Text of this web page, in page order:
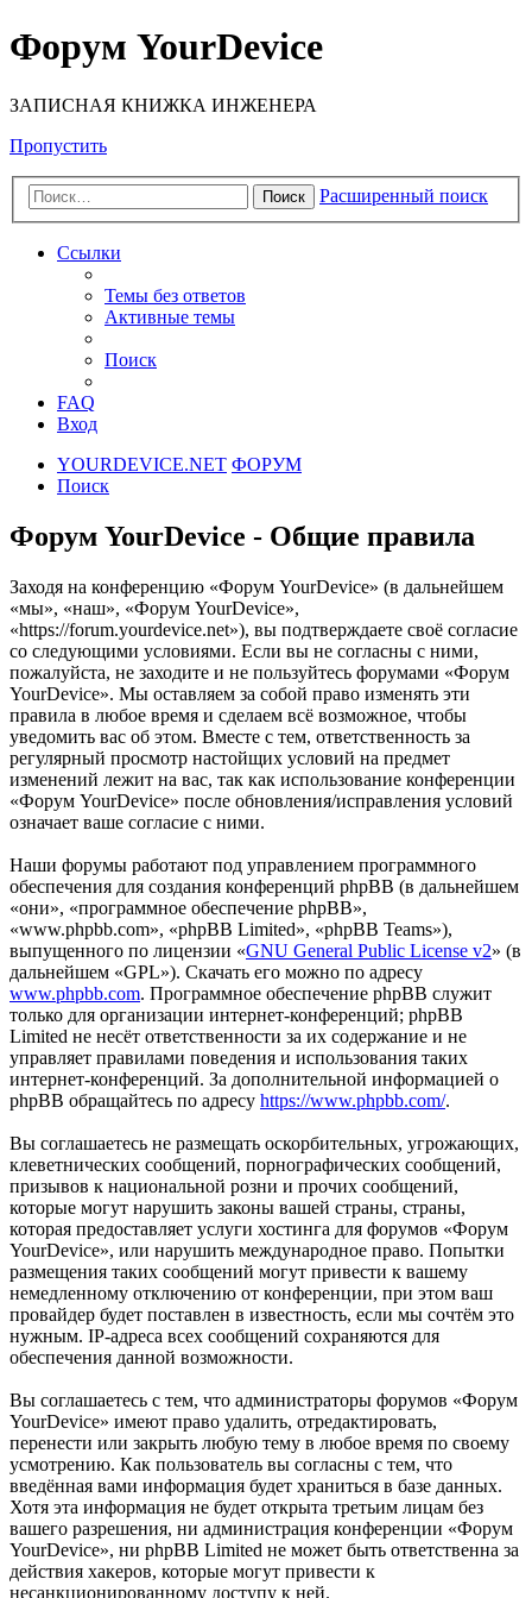
Форум YourDevice
ЗАПИСНАЯ КНИЖКА ИНЖЕНЕРА
Пропустить
Поиск Расширенный поиск
Ссылки
Темы без ответов
Активные темы
Поиск
FAQ
Вход
YOURDEVICE.NET ФОРУМ
Поиск
Форум YourDevice - Общие правила
Заходя на конференцию «Форум YourDevice» (в дальнейшем
«мы», «наш», «Форум YourDevice»,
«https://forum.yourdevice.net»), вы подтверждаете своё согласие
со следующими условиями. Если вы не согласны с ними,
пожалуйста, не заходите и не пользуйтесь форумами «Форум
YourDevice». Мы оставляем за собой право изменять эти
правила в любое время и сделаем всё возможное, чтобы
уведомить вас об этом. Вместе с тем, ответственность за
регулярный просмотр настойщих условий на предмет
изменений лежит на вас, так как использование конференции
«Форум YourDevice» после обновления/исправления условий
означает ваше согласие с ними.
Наши форумы работают под управлением программного
обеспечения для создания конференций phpBB (в дальнейшем
«они», «программное обеспечение phpBB»,
«www.phpbb.com», «phpBB Limited», «phpBB Teams»),
выпущенного по лицензии «GNU General Public License v2» (в
дальнейшем «GPL»). Скачать его можно по адресу
www.phpbb.com. Программное обеспечение phpBB служит
только для организации интернет-конференций; phpBB
Limited не несёт ответственности за их содержание и не
управляет правилами поведения и использования таких
интернет-конференций. За дополнительной информацией о
phpBB обращайтесь по адресу https://www.phpbb.com/.
Вы соглашаетесь не размещать оскорбительных, угрожающих,
клеветнических сообщений, порнографических сообщений,
призывов к национальной розни и прочих сообщений,
которые могут нарушить законы вашей страны, страны,
которая предоставляет услуги хостинга для форумов «Форум
YourDevice», или нарушить международное право. Попытки
размещения таких сообщений могут привести к вашему
немедленному отключению от конференции, при этом ваш
провайдер будет поставлен в известность, если мы сочтём это
нужным. IP-адреса всех сообщений сохраняются для
обеспечения данной возможности.
Вы соглашаетесь с тем, что администраторы форумов «Форум
YourDevice» имеют право удалить, отредактировать,
перенести или закрыть любую тему в любое время по своему
усмотрению. Как пользователь вы согласны с тем, что
введённая вами информация будет храниться в базе данных.
Хотя эта информация не будет открыта третьим лицам без
вашего разрешения, ни администрация конференции «Форум
YourDevice», ни phpBB Limited не может быть ответственна за
действия хакеров, которые могут привести к
несанкционированному доступу к ней.